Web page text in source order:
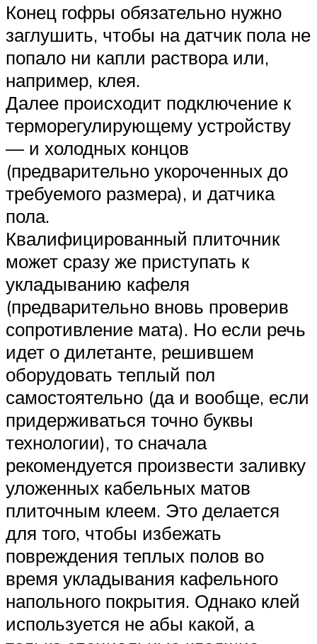
Конец гофры обязательно нужно
заглушить, чтобы на датчик пола не
попало ни капли раствора или,
например, клея.
Далее происходит подключение к
терморегулирующему устройству
— и холодных концов
(предварительно укороченных до
требуемого размера), и датчика
пола.
Квалифицированный плиточник
может сразу же приступать к
укладыванию кафеля
(предварительно вновь проверив
сопротивление мата). Но если речь
идет о дилетанте, решившем
оборудовать теплый пол
самостоятельно (да и вообще, если
придерживаться точно буквы
технологии), то сначала
рекомендуется произвести заливку
уложенных кабельных матов
плиточным клеем. Это делается
для того, чтобы избежать
повреждения теплых полов во
время укладывания кафельного
напольного покрытия. Однако клей
используется не абы какой, а